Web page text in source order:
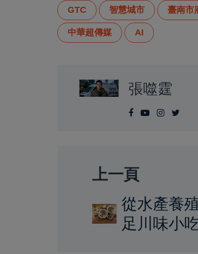
GTC 智慧城市 臺南市
中華超傳媒 AI
張噬霆
上一頁
從水產養
足川味小